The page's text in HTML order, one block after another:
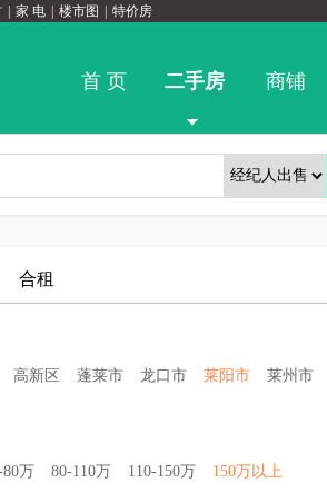
家 电 楼市图 特价房
首 页 二手房 商铺
合租
高新区 蓬莱市 龙口市 莱阳市 莱州市
80万 80-110万 110-150万 150万以上